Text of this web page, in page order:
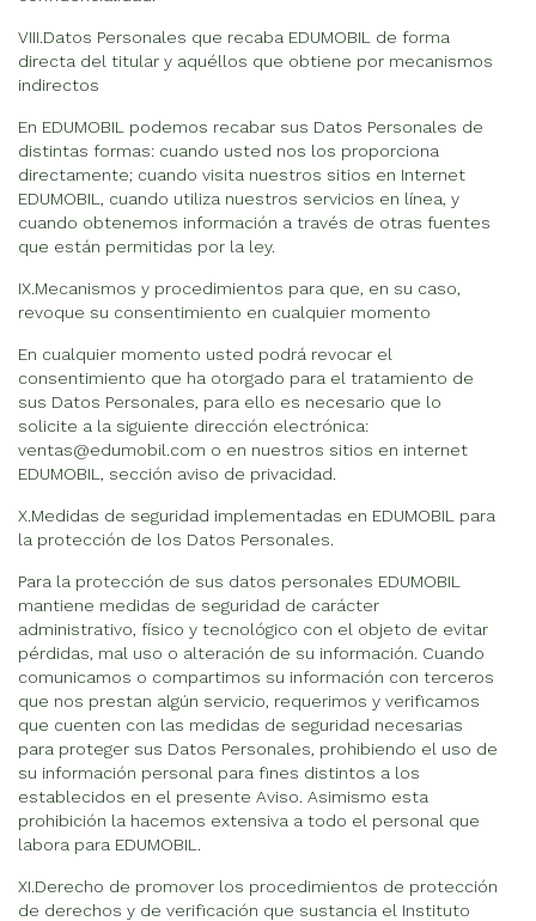
VIII.Datos Personales que recaba EDUMOBIL de forma
directa del titular y aquéllos que obtiene por mecanismos
indirectos
En EDUMOBIL podemos recabar sus Datos Personales de
distintas formas: cuando usted nos los proporciona
directamente; cuando visita nuestros sitios en Internet
EDUMOBIL, cuando utiliza nuestros servicios en línea, y
cuando obtenemos información a través de otras fuentes
que están permitidas por la ley.
IX.Mecanismos y procedimientos para que, en su caso,
revoque su consentimiento en cualquier momento
En cualquier momento usted podrá revocar el
consentimiento que ha otorgado para el tratamiento de
sus Datos Personales, para ello es necesario que lo
solicite a la siguiente dirección electrónica:
ventas@edumobil.com o en nuestros sitios en internet
EDUMOBIL, sección aviso de privacidad.
X.Medidas de seguridad implementadas en EDUMOBIL para
la protección de los Datos Personales.
Para la protección de sus datos personales EDUMOBIL
mantiene medidas de seguridad de carácter
administrativo, físico y tecnológico con el objeto de evitar
pérdidas, mal uso o alteración de su información. Cuando
comunicamos o compartimos su información con terceros
que nos prestan algún servicio, requerimos y verificamos
que cuenten con las medidas de seguridad necesarias
para proteger sus Datos Personales, prohibiendo el uso de
su información personal para fines distintos a los
establecidos en el presente Aviso. Asimismo esta
prohibición la hacemos extensiva a todo el personal que
labora para EDUMOBIL.
XI.Derecho de promover los procedimientos de protección
de derechos y de verificación que sustancia el Instituto